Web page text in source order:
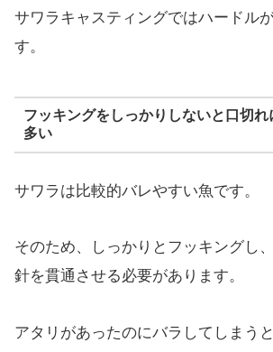
サワラキャスティングではハードル
す。
フッキングをしっかりしないと口切
多い
サワラは比較的バレやすい魚です。
そのため、しっかりとフッキングし
針を貫通させる必要があります。
アタリがあったのにバラしてしまう